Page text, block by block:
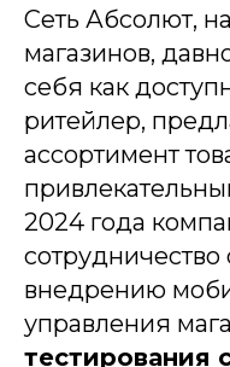
Сеть Абсолют,
магазинов,
себя как
ритейлер,
ассортимент
2024 года
внедрению
управления
тестирования